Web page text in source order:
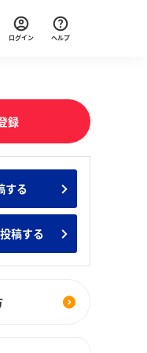
ンターン人気企業ランキ
ント一覧
ログイン ヘルプ
録
する
稿する